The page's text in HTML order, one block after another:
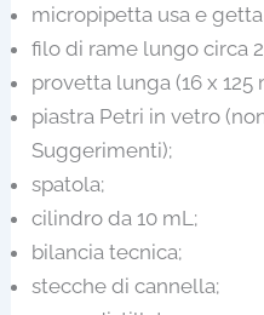
micropipetta usa e getta
filo di rame lungo circa
provetta lunga (16 x 125
piastra Petri in vetro
Suggerimenti);
spatola;
cilindro da 10 mL;
bilancia tecnica;
stecche di cannella;